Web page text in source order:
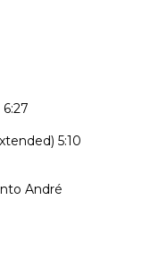
6:27
5:10
André